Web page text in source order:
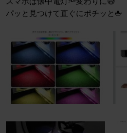
パッと見つけて直ぐにポチッと🖕